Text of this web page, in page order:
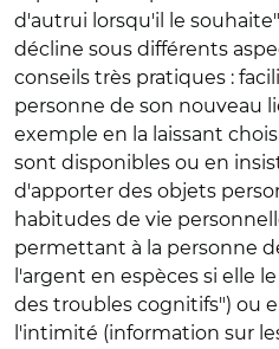
d'autrui lorsqu'il le
décline sous différents
conseils très pratiques :
personne de son nouveau
exemple en la laissant
sont disponibles ou en
d'apporter des objets
habitudes de vie
permettant à la personne
l'argent en espèces si elle
des troubles cognitifs") ou
l'intimité (information sur